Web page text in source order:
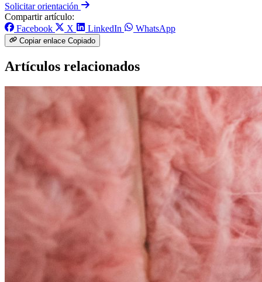
Solicitar orientación
Compartir artículo:
Facebook
X LinkedIn WhatsApp
Copiar enlace Copiado
Artículos relacionados